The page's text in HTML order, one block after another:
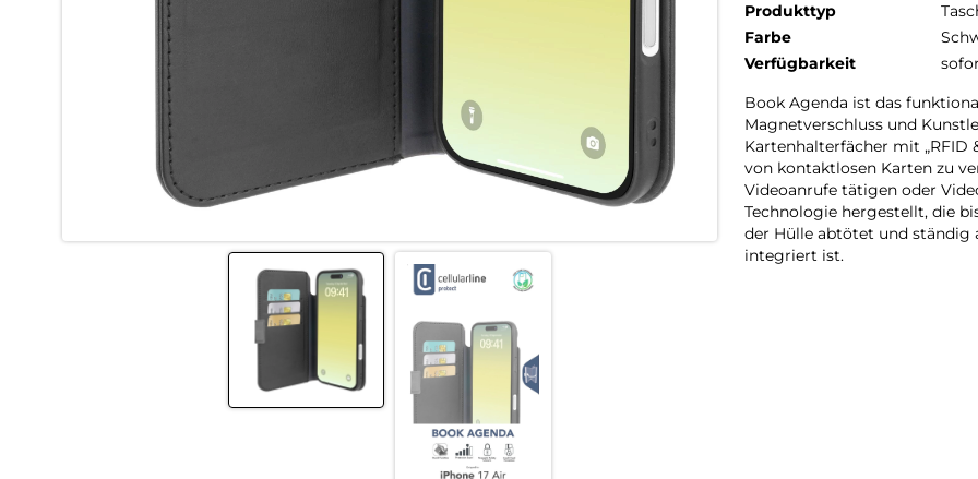
Produkttyp
Farbe
Verfügbarkeit
Book Agenda ist das
Magnetverschluss und
Kartenhalterfächer mit „RFID
von kontaktlosen Karten zu
Videoanrufe tätigen oder
Technologie hergestellt, die
der Hülle abtötet und ständig
integriert ist.